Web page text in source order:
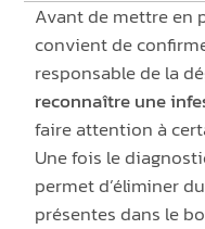
Avant de mettre en
convient de
responsable de la
reconnaître une
faire attention à
Une fois le
permet d’éliminer
présentes dans le